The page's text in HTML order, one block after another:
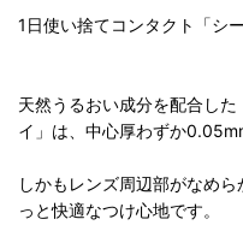
1日使い捨てコンタクト「シ
天然うるおい成分を配合し
イ」は、中心厚わずか
しかもレンズ周辺部がなめ
っと快適なつけ心地です。